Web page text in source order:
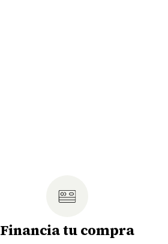
Financia tu compra